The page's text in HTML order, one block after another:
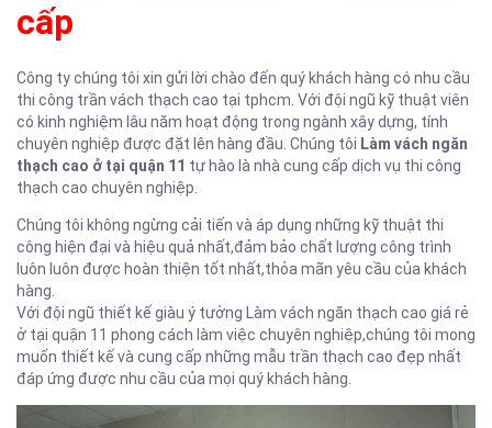
cấp
Công ty chúng tôi xin gửi lời chào đến quý khách hàng có nhu cầu
thi công trần vách thạch cao tại tphcm. Với đội ngũ kỹ thuật viên
có kinh nghiệm lâu năm hoạt động trong ngành xây dựng, tính
chuyên nghiệp được đặt lên hàng đầu. Chúng tôi Làm vách ngăn
thạch cao ở tại quận 11 tự hào là nhà cung cấp dịch vụ thi công
thạch cao chuyên nghiệp.
Chúng tôi không ngừng cải tiến và áp dụng những kỹ thuật thi
công hiện đại và hiệu quả nhất,đảm bảo chất lượng công trình
luôn luôn được hoàn thiện tốt nhất,thỏa mãn yêu cầu của khách
hàng.
Với đội ngũ thiết kế giàu ý tưởng Làm vách ngăn thạch cao giá rẻ
ở tại quận 11 phong cách làm việc chuyên nghiệp,chúng tôi mong
muốn thiết kế và cung cấp những mẫu trần thạch cao đẹp nhất
đáp ứng được nhu cầu của mọi quý khách hàng.